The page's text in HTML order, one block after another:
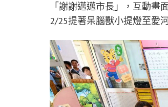
「謝謝邁邁市長」，互動
2/25提著呆腦獸小提燈至愛